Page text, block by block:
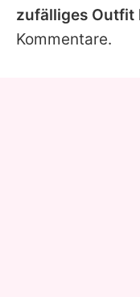
zufälliges Outfit
Kommentare.